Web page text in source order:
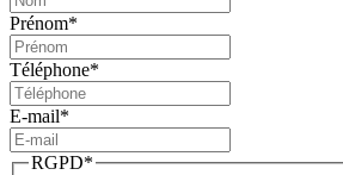
Prénom*
Téléphone*
E-mail*
RGPD*